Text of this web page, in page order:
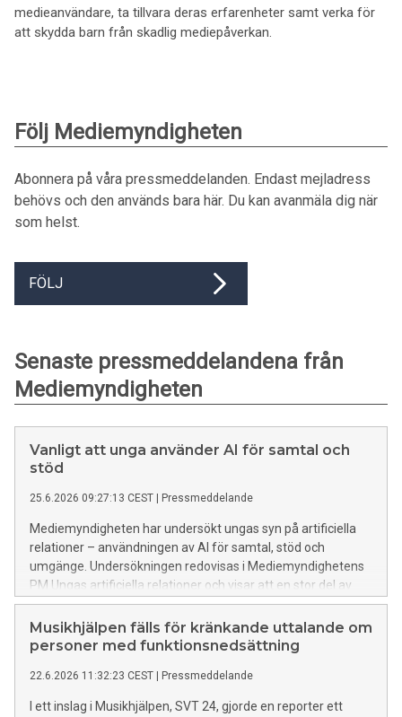
medieanvändare, ta tillvara deras erfarenheter samt verka för
att skydda barn från skadlig mediepåverkan.
Följ Mediemyndigheten
Abonnera på våra pressmeddelanden. Endast mejladress
behövs och den används bara här. Du kan avanmäla dig när
som helst.
FÖLJ
Senaste pressmeddelandena från
Mediemyndigheten
Vanligt att unga använder AI för samtal och
stöd
25.6.2026 09:27:13 CEST Pressmeddelande
Mediemyndigheten har undersökt ungas syn på artificiella
relationer – användningen av AI för samtal, stöd och
umgänge. Undersökningen redovisas i Mediemyndighetens
PM Ungas artificiella relationer och visar att en stor del av
unga i Sverige använder AI som komplement till mänskliga
samtal.
Musikhjälpen fälls för kränkande uttalande om
personer med funktionsnedsättning
22.6.2026 11:32:23 CEST Pressmeddelande
I ett inslag i Musikhjälpen, SVT 24, gjorde en reporter ett